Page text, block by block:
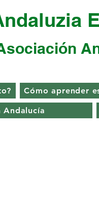
Cómo aprender
Andalucía